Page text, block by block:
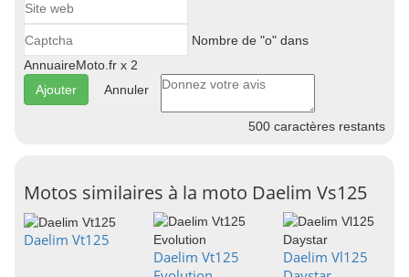
Nombre de "o" dans
AnnuaireMoto.fr x 2
Annuler
500 caractères restants
Motos similaires à la moto Daelim Vs125
Daelim Vt125
Daelim Vt125
Daelim Vl125